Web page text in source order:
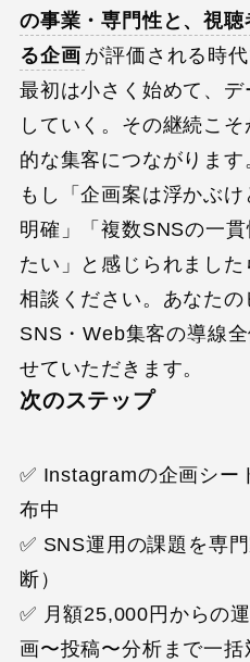
の事業・専門性と、視
る企画 が評価される時代
最初は小さく始めて、
していく。その継続こ
的な集客につながります
もし「企画案は浮かぶ
明確」「複数SNSの一
たい」と感じられまし
相談ください。あなたの
SNS・Web集客の導線
せていただきます。
次のステップ
✅ Instagramの企画シー
布中
✅ SNS運用の課題を専
断）
✅ 月額25,000円からの
画〜投稿〜分析まで一括